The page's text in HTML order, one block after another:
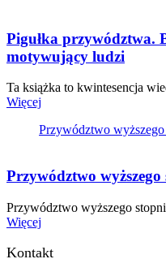
Pigułka przywództwa.
motywujący ludzi
Ta książka to kwintesencja
Więcej
Przywództwo wyższego
Przywództwo wyższego
Przywództwo wyższego
Więcej
Kontakt